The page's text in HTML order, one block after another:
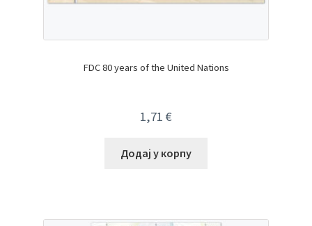
FDC 80 years of the United Nations
1,71 €
Додај у корпу